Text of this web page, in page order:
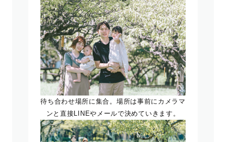
待ち合わせ場所に集合。場所は事前にカメラマ
ンと直接LINEやメールで決めていきます。